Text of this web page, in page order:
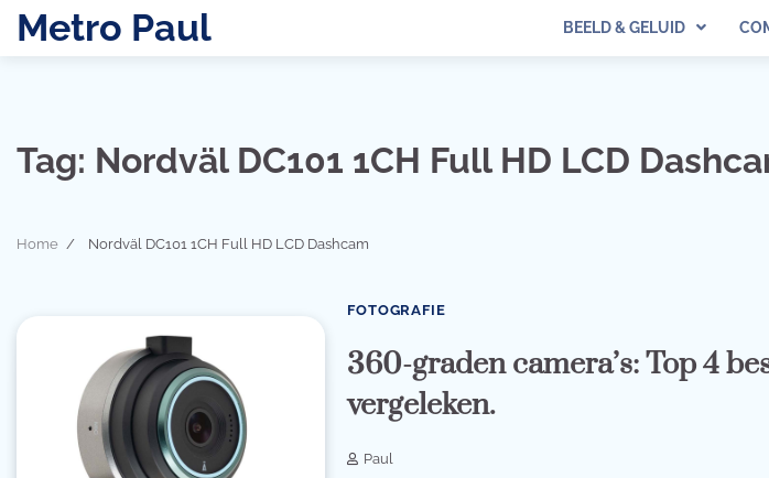
SkipMetro Paul BEELD & GELUID
Tag: Nordväl DC101 1CH Full HD LCD
Home Nordväl DC101 1CH Full HD LCD Dashcam
FOTOGRAFIE
360-graden camera’s: Top 4
vergeleken.
Paul